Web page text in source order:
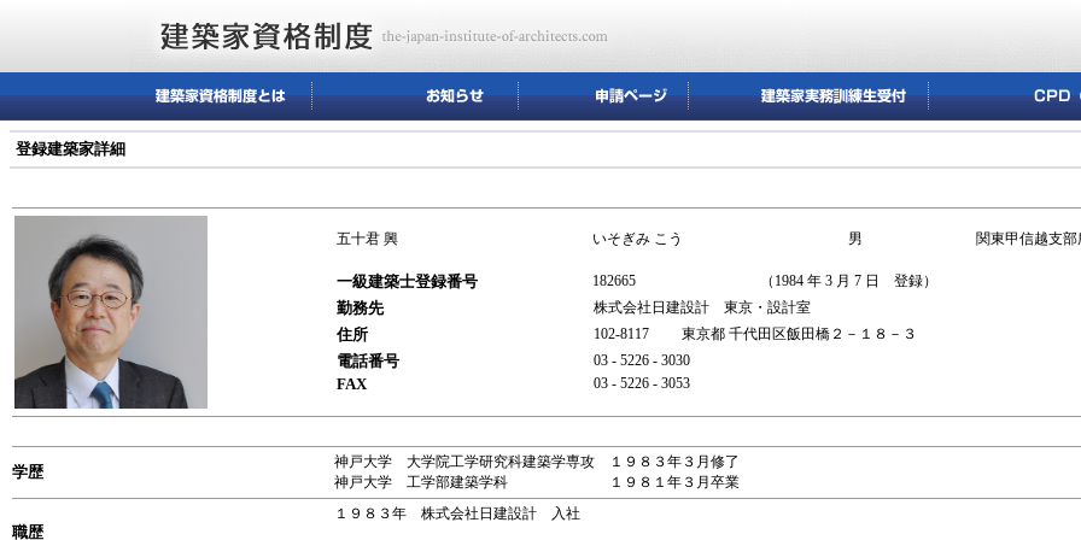
登録建築家詳細
五十君 興 いそぎみ こう 男 関東甲信越支部
一級建築士登録番号 182665 （1984 年 3 月 7 日 登録）
勤務先 株式会社日建設計 東京・設計室
住所 102-8117 東京都 千代田区飯田橋２－１８－３
電話番号 03 - 5226 - 3030
FAX 03 - 5226 - 3053
学歴
神戸大学 大学院工学研究科建築学専攻 １９８３年３月修了
神戸大学 工学部建築学科 １９８１年３月卒業
職歴
１９８３年 株式会社日建設計 入社